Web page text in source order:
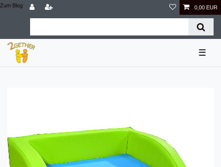
Zum Blog 0,00 EUR
☰